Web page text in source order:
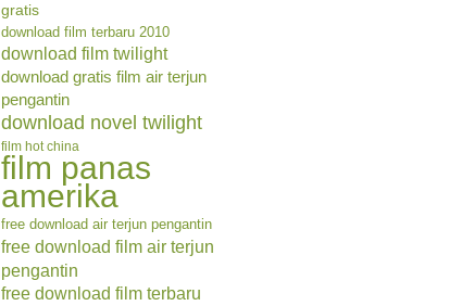
gratis
download film terbaru 2010
download film twilight
download gratis film air terjun
pengantin
download novel twilight
film hot china
film panas
amerika
free download air terjun pengantin
free download film air terjun
pengantin
free download film terbaru